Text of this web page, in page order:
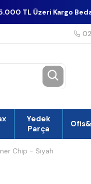
TL Üzeri Kargo
Yedek
Parça
Chip - Siyah